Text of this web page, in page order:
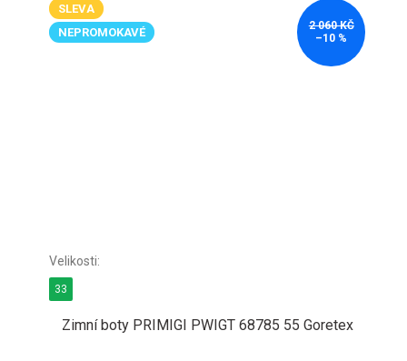
SLEVA
NEPROMOKAVÉ
2 060 KČ
–10 %
Zimní boty PRIMIGI PWIGT 68785 55 Goretex
33